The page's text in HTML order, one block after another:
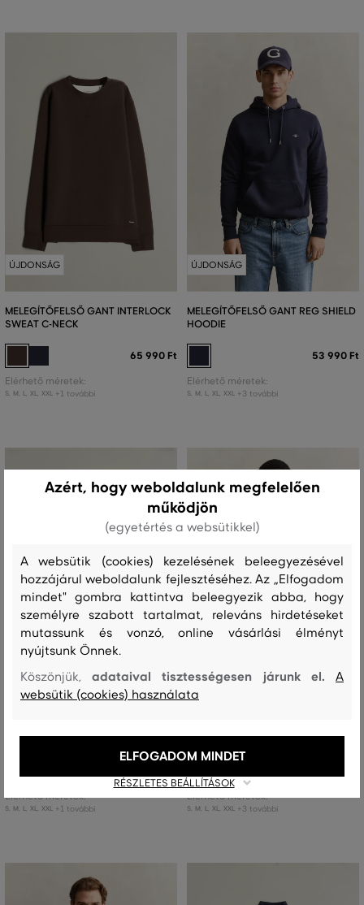
ÚJDONSÁG
MELEGÍTŐFELSŐ GANT INTERLOCK
SWEAT C-NECK
65 990 Ft
Elérhető méretek:
S, M L, XL, XXL +1 további
ÚJDONSÁG
MELEGÍTŐFELSŐ GANT REG SHIELD
HOODIE
53 990 Ft
Elérhető méretek:
S, M L, XL, XXL +3 további
ÚJDONSÁG
SWEAT HALF ZIP
Elérhető méretek:
S, M L, XL, XXL +1 további
ÚJDONSÁG
FULL ZIP HOODIE
Elérhető méretek:
S, M L, XL, XXL +3 további
Azért, hogy weboldalunk megfelelően
működjön
(egyetértés a websütikkel)
A websütik (cookies) kezelésének beleegyezésével
hozzájárul weboldalunk fejlesztéséhez. Az „Elfogadom
mindet" gombra kattintva beleegyezik abba, hogy
személyre szabott tartalmat, releváns hirdetéseket
mutassunk és vonzó, online vásárlási élményt
nyújtsunk Önnek.
Köszönjük,adataival tisztességesen járunk el.A
websütik (cookies) használata
RÉSZLETES BEÁLLÍTÁSOK
ELFOGADOM MINDET